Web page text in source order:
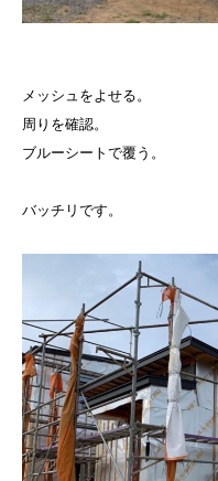
メッシュをよせる。
周りを確認。
ブルーシートで覆う。
バッチリです。